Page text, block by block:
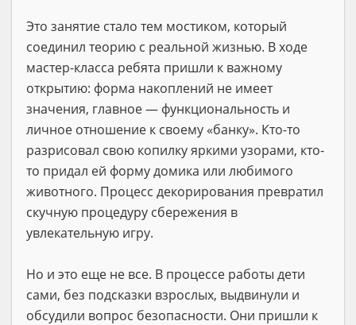
Это занятие стало тем мостиком, который
соединил теорию с реальной жизнью. В ходе
мастер-класса ребята пришли к важному
открытию: форма накоплений не имеет
значения, главное — функциональность и
личное отношение к своему «банку». Кто-то
разрисовал свою копилку яркими узорами, кто-
то придал ей форму домика или любимого
животного. Процесс декорирования превратил
скучную процедуру сбережения в
увлекательную игру.
Но и это еще не все. В процессе работы дети
сами, без подсказки взрослых, выдвинули и
обсудили вопрос безопасности. Они пришли к